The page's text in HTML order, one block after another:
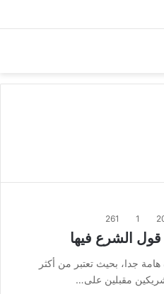
1
261
قول الشرع فيها
جدا، بحيث تعتبر من أكثر
شريكين مقبلين على…